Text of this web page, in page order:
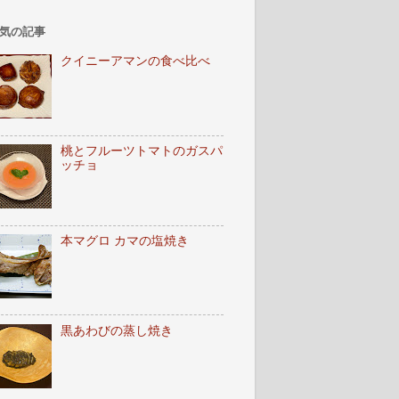
の記事
クイニーアマンの食べ比べ
桃とフルーツトマトのガスパ
ッチョ
本マグロ カマの塩焼き
黒あわびの蒸し焼き